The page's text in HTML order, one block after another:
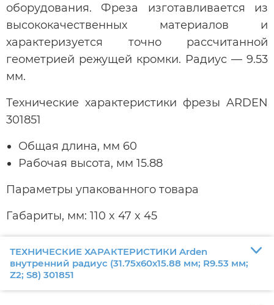
оборудования. Фреза изготавливается из
высококачественных материалов и
характеризуется точно рассчитанной
геометрией режущей кромки. Радиус — 9.53
мм.
Технические характеристики фрезы ARDEN
301851
Общая длина, мм 60
Рабочая высота, мм 15.88
Параметры упакованного товара
Габариты, мм: 110 x 47 x 45
ТЕХНИЧЕСКИЕ ХАРАКТЕРИСТИКИ Arden
внутренний радиус (31.75х60х15.88 мм; R9.53 мм;
Z2; S8) 301851